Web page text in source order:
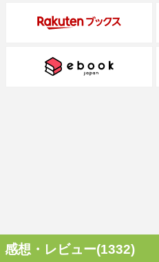
感想・レビュー(1332)